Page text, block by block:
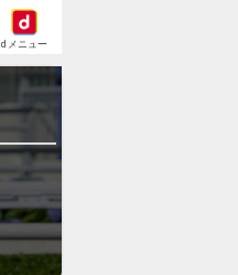
dメニュー